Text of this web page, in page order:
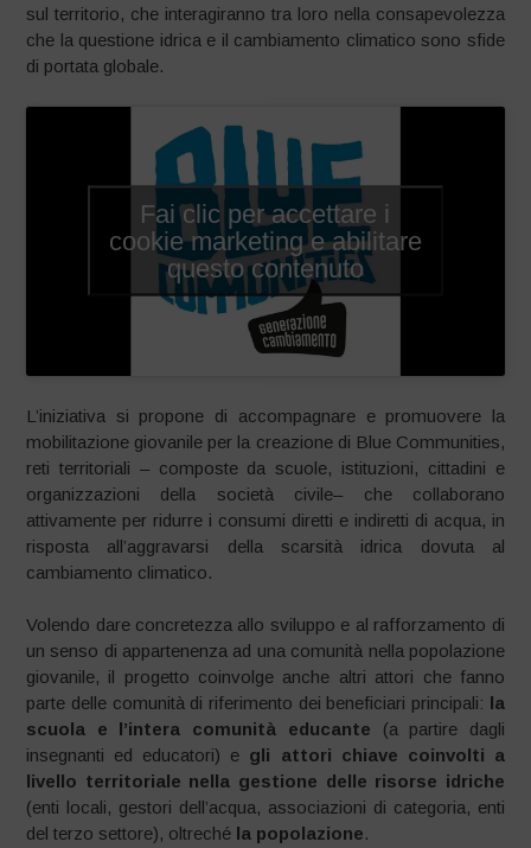
sul territorio, che interagiranno tra loro nella consapevolezza
che la questione idrica e il cambiamento climatico sono sfide
di portata globale.
Fai clic per accettare i
cookie marketing e abilitare
questo contenuto
L’iniziativa si propone di accompagnare e promuovere la
mobilitazione giovanile per la creazione di Blue Communities,
reti territoriali – composte da scuole, istituzioni, cittadini e
organizzazioni della società civile– che collaborano
attivamente per ridurre i consumi diretti e indiretti di acqua, in
risposta all’aggravarsi della scarsità idrica dovuta al
cambiamento climatico.
Volendo dare concretezza allo sviluppo e al rafforzamento di
un senso di appartenenza ad una comunità nella popolazione
giovanile, il progetto coinvolge anche altri attori che fanno
parte delle comunità di riferimento dei beneficiari principali: la
scuola e l’intera comunità educante (a partire dagli
insegnanti ed educatori) e gli attori chiave coinvolti a
livello territoriale nella gestione delle risorse idriche
(enti locali, gestori dell’acqua, associazioni di categoria, enti
del terzo settore), oltreché la popolazione.